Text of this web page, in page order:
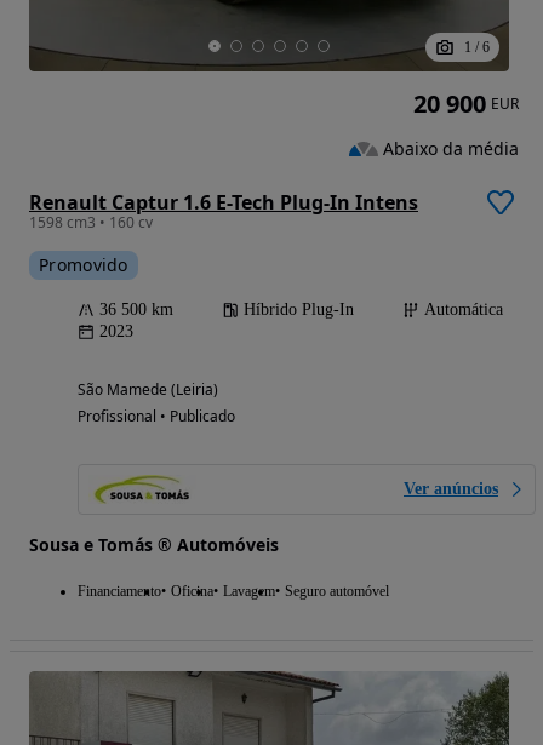
1 / 6
Renault Captur 1.6 E-Tech Plug-In Intens
1598 cm3 • 160 cv
Promovido
36 500 km Híbrido Plug-In
Automática
2023
São Mamede (Leiria)
Profissional • Publicado
Ver anúncios
Sousa e Tomás ® Automóveis
Financiamento Oficina Lavagem Seguro automóvel
20 900 EUR
Abaixo da média